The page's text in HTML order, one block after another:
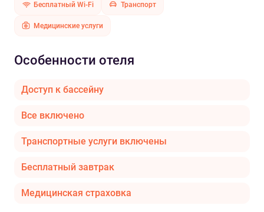
Бесплатный Wi-Fi Транспорт
Медицинские услуги
Особенности отеля
Доступ к бассейну
Все включено
Транспортные услуги включены
Бесплатный завтрак
Медицинская страховка